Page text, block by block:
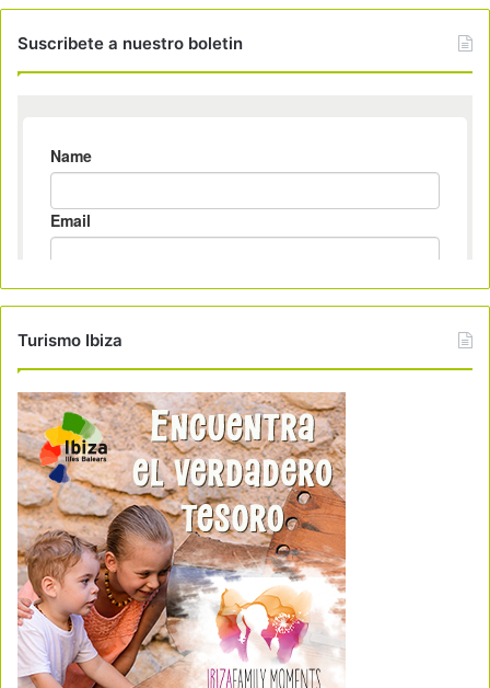
Suscribete a nuestro boletin
Turismo Ibiza